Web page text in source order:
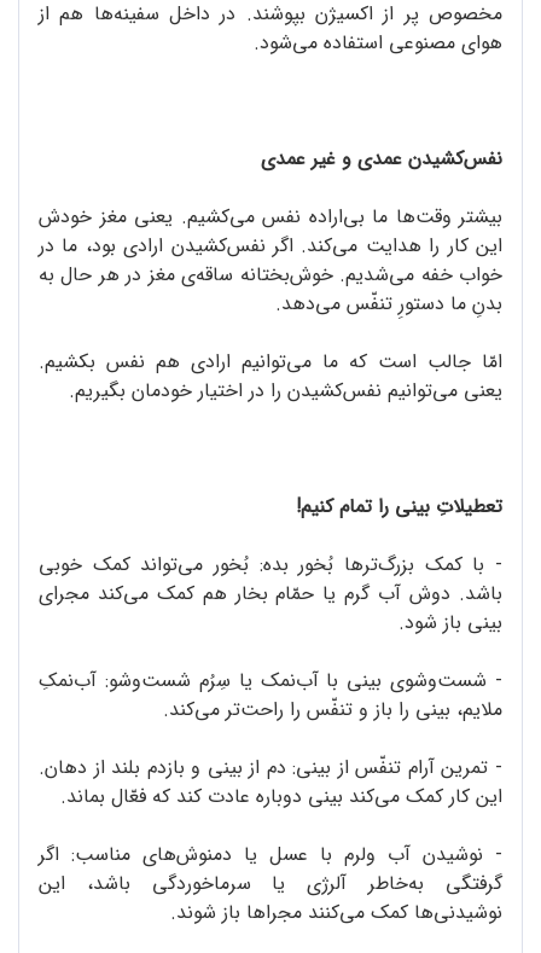
مخصوص پر از اکسیژن بپوشند. در داخل سفینه‌ها هم از
هوای مصنوعی استفاده می‌شود.
نفس‌کشیدن عمدی و غیر عمدی
بیشتر وقت‌ها ما بی‌اراده نفس می‌کشیم. یعنی مغز خودش
این کار را هدایت می‌کند. اگر نفس‌کشیدن ارادی بود، ما در
خواب خفه می‌شدیم. خوش‌بختانه ساقه‌ی مغز در هر حال به
بدنِ ما دستورِ تنفّس می‌دهد.
امّا جالب است که ما می‌توانیم ارادی هم نفس بکشیم.
یعنی می‌توانیم نفس‌کشیدن را در اختیار خودمان بگیریم.
تعطیلاتِ بینی را تمام کنیم!
- با کمک بزرگ‌ترها بُخور بده: بُخور می‌تواند کمک خوبی
باشد. دوش آب گرم یا حمّام بخار هم کمک می‌کند مجرای
بینی باز شود.
- شست‌وشوی بینی با آب‌نمک یا سِرُم شست‌وشو: آب‌نمکِ
ملایم، بینی را باز و تنفّس را راحت‌تر می‌کند.
- تمرین آرام تنفّس از بینی: دم از بینی و بازدم بلند از دهان.
این کار کمک می‌کند بینی دوباره عادت کند که فعّال بماند.
- نوشیدن آب ولرم با عسل یا دمنوش‌های مناسب: اگر
گرفتگی به‌خاطر آلرژی یا سرماخوردگی باشد، این
نوشیدنی‌ها کمک می‌کنند مجراها باز شوند.